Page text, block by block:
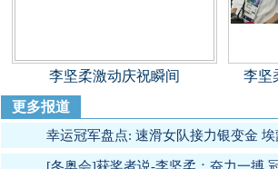
李坚柔激动庆祝瞬间
李坚
更多报道
幸运冠军盘点: 速滑女队接力银变金